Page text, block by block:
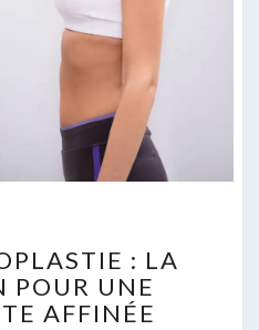
:
LA
SOLUTION
: LA
POUR UNE
AFFINÉE